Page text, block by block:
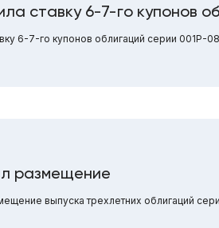
ставку 6-7-го купонов
6-7-го купонов облигаций серии 001Р-
размещение
выпуска трехлетних облигаций